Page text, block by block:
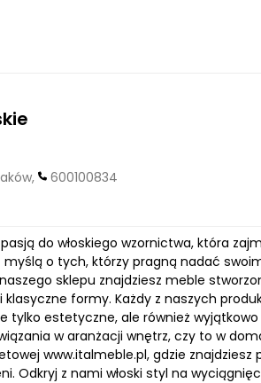
600100834
do włoskiego wzornictwa, która
o tych, którzy pragną nadać
sklepu znajdziesz meble
formy. Każdy z naszych
tylko estetyczne, ale również
w aranżacji wnętrz, czy to w
www.italmeble.pl, gdzie
Odkryj z nami włoski styl na